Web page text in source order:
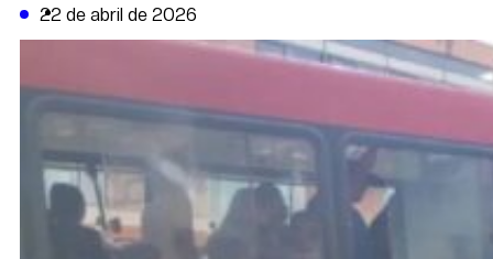
DE LA TRIBUNA TV
22 de abril de 2026